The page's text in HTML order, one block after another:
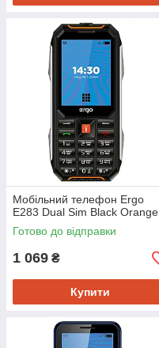
Мобiльний телефон Ergo
E283 Dual Sim Black Orange
Готово до відправки
1 069 ₴
Купити